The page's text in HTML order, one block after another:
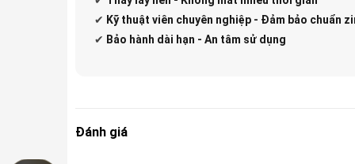
✔ Kỹ thuật viên chuyên nghiệp - Đảm bảo chuẩn
✔ Bảo hành dài hạn - An tâm sử dụng
Đánh giá